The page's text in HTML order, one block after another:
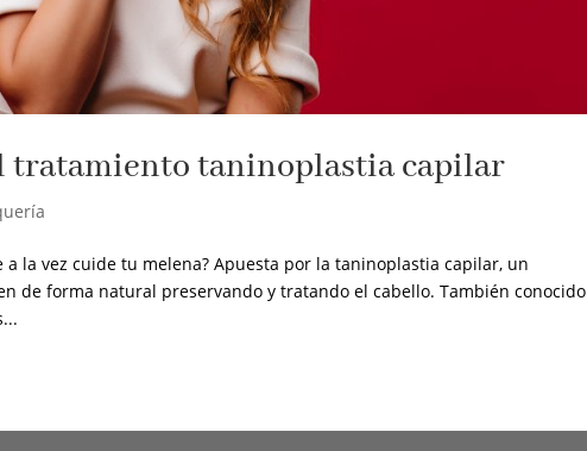
tratamiento taninoplastia capilar
la vez cuide tu melena? Apuesta por la taninoplastia capilar, un
de forma natural preservando y tratando el cabello. También conocido